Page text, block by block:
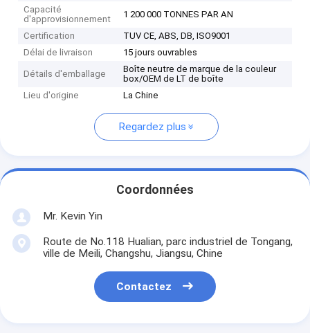
Capacité
d'approvisionnement
1 200 000 TONNES PAR AN
Certification
TUV CE, ABS, DB, ISO9001
Délai de livraison
15 jours ouvrables
Détails d'emballage
Boîte neutre de marque de la couleur
box/OEM de LT de boîte
Lieu d'origine
La Chine
Regardez plus
Coordonnées
Mr. Kevin Yin
Route de No.118 Hualian, parc industriel de Tongang,
ville de Meili, Changshu, Jiangsu, Chine
Contactez